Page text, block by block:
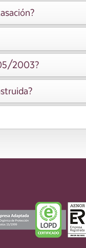
2003?